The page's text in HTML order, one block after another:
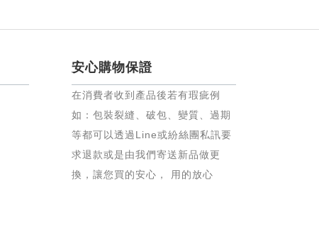
安心購物保證
在消費者收到產品後若有瑕疵例
如：包裝裂縫、破包、變質、過期
等都可以透過Line或紛絲團私訊要
求退款或是由我們寄送新品做更
換，讓您買的安心， 用的放心